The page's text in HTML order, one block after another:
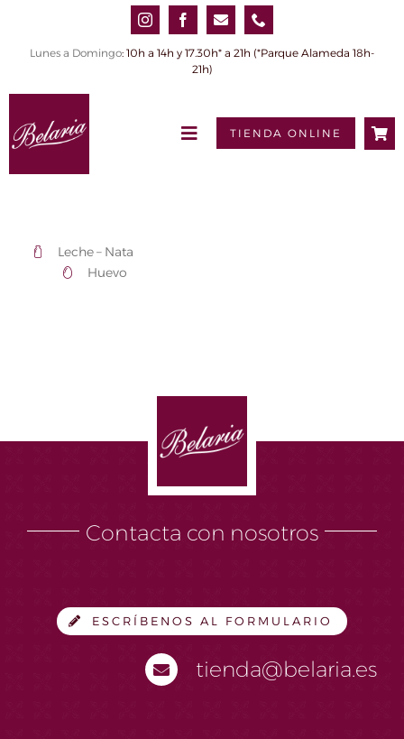
contenido
Lunes a Domingo: 10h a 14h y 17.30h* a 21h (*Parque Alameda 18h-
21h)
Toggle
INICIO
PRODUCTOS
TIENDA ONLINE
Leche – Nata
Huevo
Contacta con nosotros
ESCRÍBENOS AL FORMULARIO
tienda@belaria.es